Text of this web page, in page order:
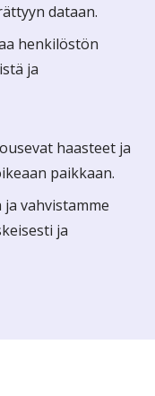
dataan.
henkilöstön
ja
haasteet ja
paikkaan.
vahvistamme
ja